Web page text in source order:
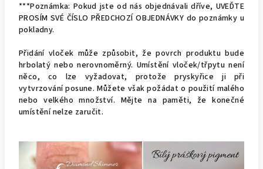
***Poznámka: Pokud jste od nás objednávali dříve, UVEĎTE
PROSÍM SVÉ ČÍSLO PŘEDCHOZÍ OBJEDNÁVKY do poznámky u
pokladny.
Přidání vloček může způsobit, že povrch produktu bude
hrbolatý nebo nerovnoměrný. Umístění vloček/třpytu není
něco, co lze vyžadovat, protože pryskyřice ji při
vytvrzování posune. Můžete však požádat o použití malého
nebo velkého množství. Mějte na paměti, že konečné
umístění nelze zaručit.